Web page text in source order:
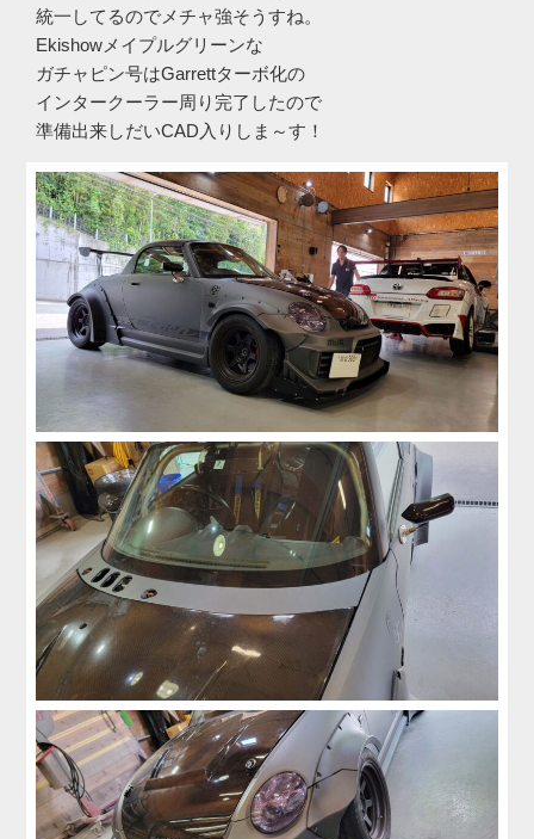
統一してるのでメチャ強そうすね。
Ekishowメイプルグリーンな
ガチャピン号はGarrettターボ化の
インタークーラー周り完了したので
準備出来しだいCAD入りしま～す！